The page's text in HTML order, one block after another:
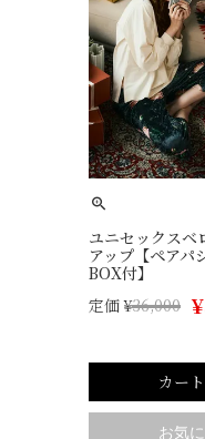
ユニセックスベ
アップ【ペアパ
BOX付】
定価 ¥36,000 ¥
カー